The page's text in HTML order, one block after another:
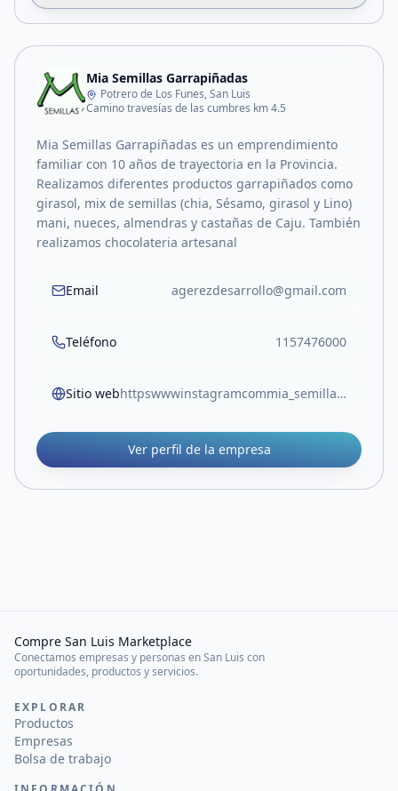
Mia Semillas Garrapiñadas
Potrero de Los Funes, San Luis
Camino travesías de las cumbres km 4.5
Mia Semillas Garrapiñadas es un emprendimiento
familiar con 10 años de trayectoria en la Provincia.
Realizamos diferentes productos garrapiñados como
girasol, mix de semillas (chia, Sésamo, girasol y Lino)
mani, nueces, almendras y castañas de Caju. También
realizamos chocolateria artesanal
Email agerezdesarrollo@gmail.com
Teléfono 1157476000
Sitio web httpswwwinstagramcommia_semillasigshm3r3ohnmc2djczu
Ver perfil de la empresa
Compre San Luis Marketplace
Conectamos empresas y personas en San Luis con
oportunidades, productos y servicios.
EXPLORAR
Productos
Empresas
Bolsa de trabajo